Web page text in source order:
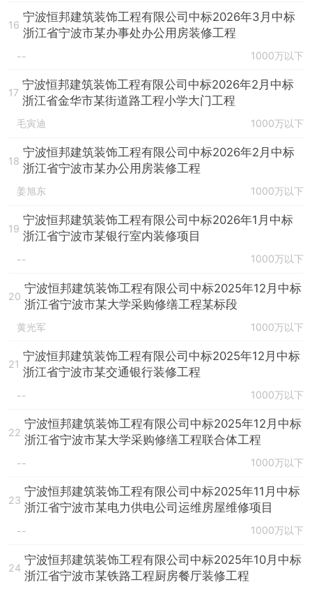
16
宁波恒邦建筑装饰工程有限公司中标2026年3月中标
浙江省宁波市某办事处办公用房装修工程
-- 1000万以下
17
宁波恒邦建筑装饰工程有限公司中标2026年2月中标
浙江省金华市某街道路工程小学大门工程
毛寅迪 1000万以下
18
宁波恒邦建筑装饰工程有限公司中标2026年2月中标
浙江省宁波市某办公用房装修工程
姜旭东 1000万以下
19
宁波恒邦建筑装饰工程有限公司中标2026年1月中标
浙江省宁波市某银行室内装修项目
-- 1000万以下
20
宁波恒邦建筑装饰工程有限公司中标2025年12月中标
浙江省宁波市某大学采购修缮工程某标段
黄光军 1000万以下
21
宁波恒邦建筑装饰工程有限公司中标2025年12月中标
浙江省宁波市某交通银行装修工程
-- 1000万以下
22
宁波恒邦建筑装饰工程有限公司中标2025年12月中标
浙江省宁波市某大学采购修缮工程联合体工程
-- 1000万以下
23
宁波恒邦建筑装饰工程有限公司中标2025年11月中标
浙江省宁波市某电力供电公司运维房屋维修项目
-- 1000万以下
24
宁波恒邦建筑装饰工程有限公司中标2025年10月中标
浙江省宁波市某铁路工程厨房餐厅装修工程